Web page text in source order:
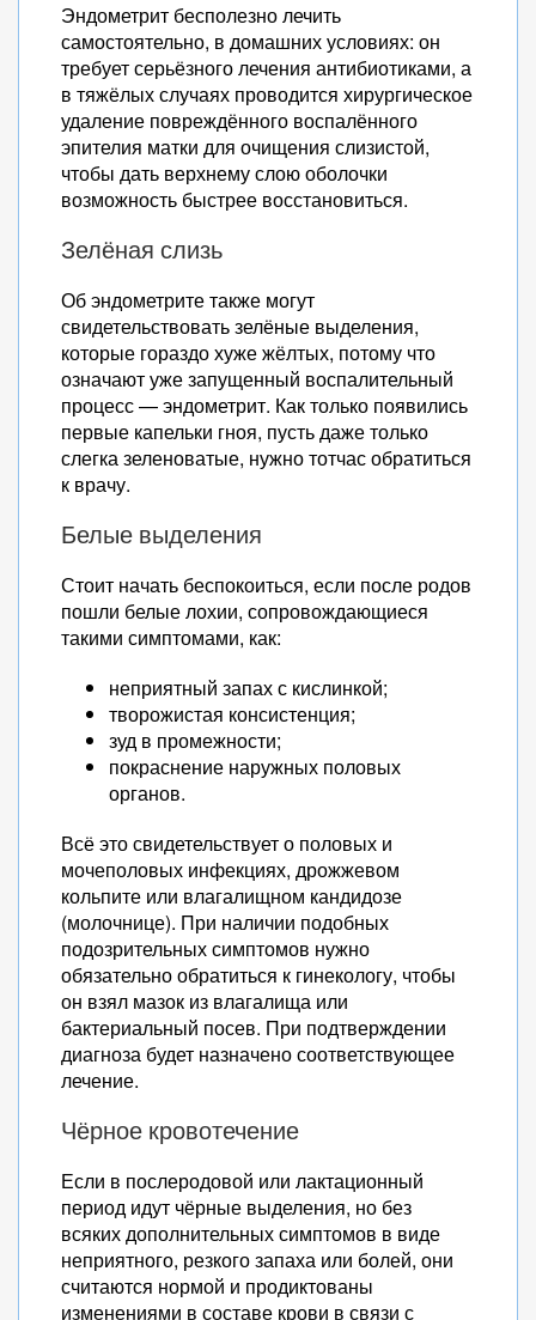
Эндометрит бесполезно лечить
самостоятельно, в домашних условиях: он
требует серьёзного лечения антибиотиками, а
в тяжёлых случаях проводится хирургическое
удаление повреждённого воспалённого
эпителия матки для очищения слизистой,
чтобы дать верхнему слою оболочки
возможность быстрее восстановиться.
Зелёная слизь
Об эндометрите также могут
свидетельствовать зелёные выделения,
которые гораздо хуже жёлтых, потому что
означают уже запущенный воспалительный
процесс — эндометрит. Как только появились
первые капельки гноя, пусть даже только
слегка зеленоватые, нужно тотчас обратиться
к врачу.
Белые выделения
Стоит начать беспокоиться, если после родов
пошли белые лохии, сопровождающиеся
такими симптомами, как:
неприятный запах с кислинкой;
творожистая консистенция;
зуд в промежности;
покраснение наружных половых
органов.
Всё это свидетельствует о половых и
мочеполовых инфекциях, дрожжевом
кольпите или влагалищном кандидозе
(молочнице). При наличии подобных
подозрительных симптомов нужно
обязательно обратиться к гинекологу, чтобы
он взял мазок из влагалища или
бактериальный посев. При подтверждении
диагноза будет назначено соответствующее
лечение.
Чёрное кровотечение
Если в послеродовой или лактационный
период идут чёрные выделения, но без
всяких дополнительных симптомов в виде
неприятного, резкого запаха или болей, они
считаются нормой и продиктованы
изменениями в составе крови в связи с